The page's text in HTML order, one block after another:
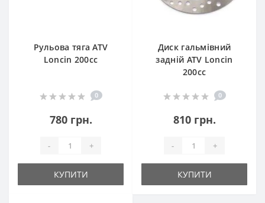
Рульова тяга ATV
Loncin 200cc
0
780 грн.
- +
КУПИТИ
Диск гальмівний
задній ATV Loncin
200cc
0
810 грн.
- +
КУПИТИ